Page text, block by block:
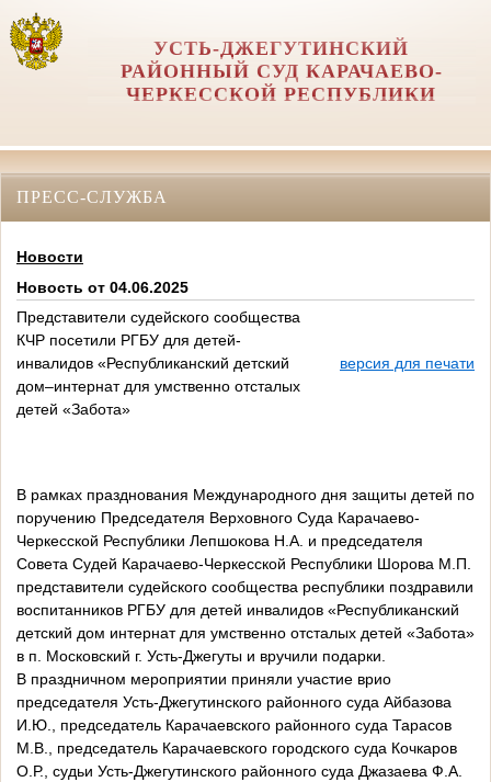
УСТЬ-ДЖЕГУТИНСКИЙ
РАЙОННЫЙ СУД КАРАЧАЕВО-
ЧЕРКЕССКОЙ РЕСПУБЛИКИ
ПРЕСС-СЛУЖБА
Новости
Новость от 04.06.2025
Представители судейского сообщества
КЧР посетили РГБУ для детей-
инвалидов «Республиканский детский
дом–интернат для умственно отсталых
детей «Забота»
версия для печати
В рамках празднования Международного дня защиты детей по
поручению Председателя Верховного Суда Карачаево-
Черкесской Республики Лепшокова Н.А. и председателя
Совета Судей Карачаево-Черкесской Республики Шорова М.П.
представители судейского сообщества республики поздравили
воспитанников РГБУ для детей инвалидов «Республиканский
детский дом интернат для умственно отсталых детей «Забота»
в п. Московский г. Усть-Джегуты и вручили подарки.
В праздничном мероприятии приняли участие врио
председателя Усть-Джегутинского районного суда Айбазова
И.Ю., председатель Карачаевского районного суда Тарасов
М.В., председатель Карачаевского городского суда Кочкаров
О.Р., судьи Усть-Джегутинского районного суда Джазаева Ф.А.